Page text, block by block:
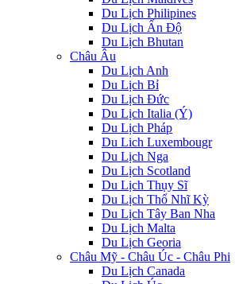
Du Lịch Philipines
Du Lịch Ấn Độ
Du Lịch Bhutan
Châu Âu
Du Lịch Anh
Du Lịch Bỉ
Du Lịch Đức
Du Lịch Italia (Ý)
Du Lịch Pháp
Du Lich Luxembougr
Du Lịch Nga
Du Lịch Scotland
Du Lịch Thụy Sĩ
Du Lịch Thổ Nhĩ Kỳ
Du Lịch Tây Ban Nha
Du Lịch Malta
Du Lịch Georia
Châu Mỹ - Châu Úc - Châu Phi
Du Lịch Canada